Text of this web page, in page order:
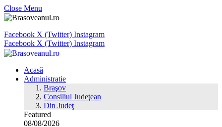
Close Menu
Facebook X (Twitter) Instagram
Facebook X (Twitter) Instagram
Acasă
Administratie
Braşov
Consiliul Judeţean
Din Judeţ
Featured
08/08/2026